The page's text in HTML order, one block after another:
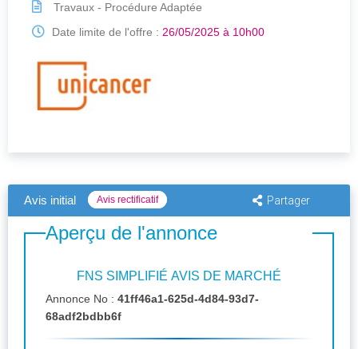
Travaux - Procédure Adaptée
Date limite de l'offre : 26/05/2025 à 10h00
Avis initial Avis rectificatif Partager
Aperçu de l'annonce
FNS SIMPLIFIÉ AVIS DE MARCHÉ
Annonce No : 41ff46a1-625d-4d84-93d7-
68adf2bdbb6f